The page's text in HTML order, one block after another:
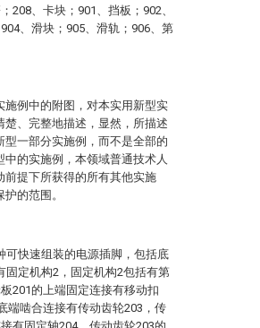
208、卡块；901、挡板；902、
、滑块；905、滑轨；906、第
施例中的附图，对本实用新型实
、完整地描述，显然，所描述
型一部分实施例，而不是全部的
的实施例，本领域普通技术人
前提下所获得的所有其他实施
的范围。
可快速组装的电源插脚，包括底
固定机构2，固定机构2包括有第
201的上端固定连接有移动扣
端啮合连接有传动齿轮203，传